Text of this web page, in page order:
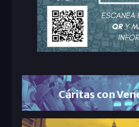
Cáritas con